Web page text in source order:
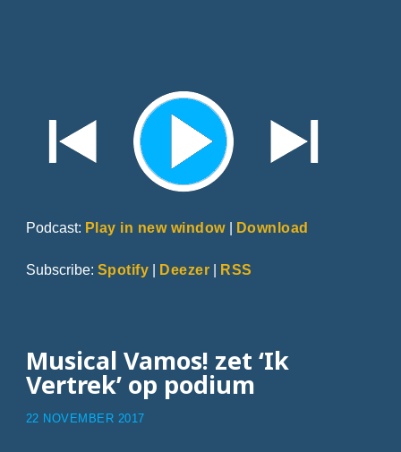
Podcast: Play in new window| Download
Subscribe: Spotify | Deezer | RSS
Musical Vamos! zet ‘Ik
Vertrek’ op podium
22 NOVEMBER 2017